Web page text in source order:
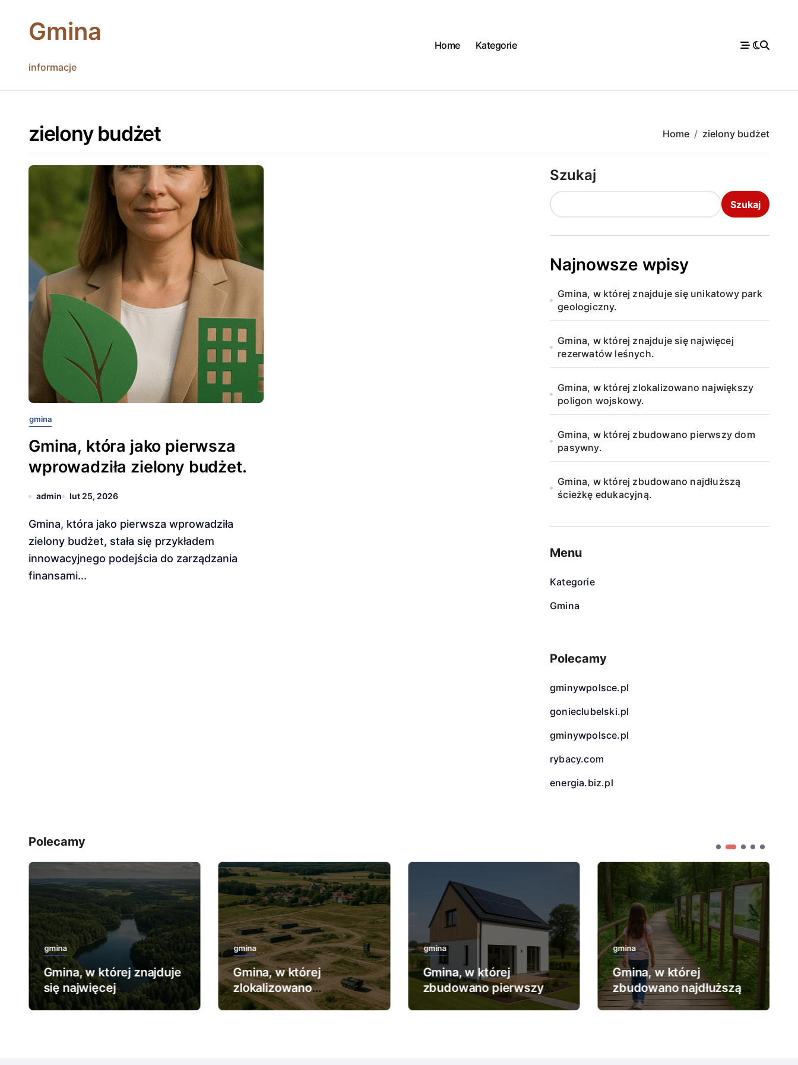
contentGmina
informacje
Home Kategorie
zielony budżet Home zielony budżet
gmina
Gmina, która jako pierwsza
wprowadziła zielony budżet.
admin lut 25, 2026
Gmina, która jako pierwsza wprowadziła
zielony budżet, stała się przykładem
innowacyjnego podejścia do zarządzania
finansami...
Szukaj
Szukaj
Najnowsze wpisy
Gmina, w której znajduje się unikatowy park
geologiczny.
Gmina, w której znajduje się najwięcej
rezerwatów leśnych.
Gmina, w której zlokalizowano największy
poligon wojskowy.
Gmina, w której zbudowano pierwszy dom
pasywny.
Gmina, w której zbudowano najdłuższą
ścieżkę edukacyjną.
Menu
Kategorie
Gmina
Polecamy
gminywpolsce.pl
gonieclubelski.pl
gminywpolsce.pl
rybacy.com
energia.biz.pl
Polecamy
gmina
Gmina, w której znajduje
się najwięcej
rezerwatów leśnych.
gmina
Gmina, w której
zlokalizowano
największy poligon
gmina
Gmina, w której
zbudowano pierwszy
dom pasywny.
gmina
Gmina, w której
zbudowano najdłuższą
ścieżkę edukacyjną.